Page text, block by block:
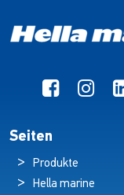
Seiten
Produkte
Hella marine